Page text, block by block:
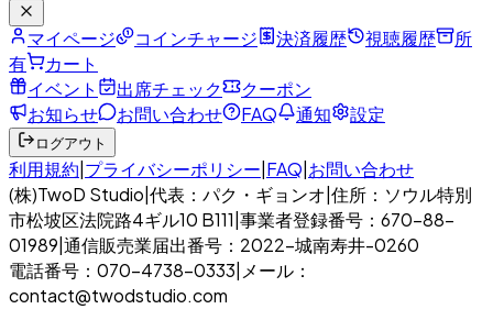
マイページ コインチャージ 決済履歴 視聴履歴
所
有
カート
イベント
出席チェック
クーポン
お知らせ
お問い合わせ FAQ 通知 設定
ログアウト
利用規約 プライバシーポリシー FAQ お問い合わせ
(株)TwoD Studio 代表：パク・ギョンオ 住所：ソウル特別
市松坡区法院路4ギル10 B111 事業者登録番号：670-88-
01989 通信販売業届出番号：2022-城南寿井-0260
電話番号：070-4738-0333 メール：
contact@twodstudio.com